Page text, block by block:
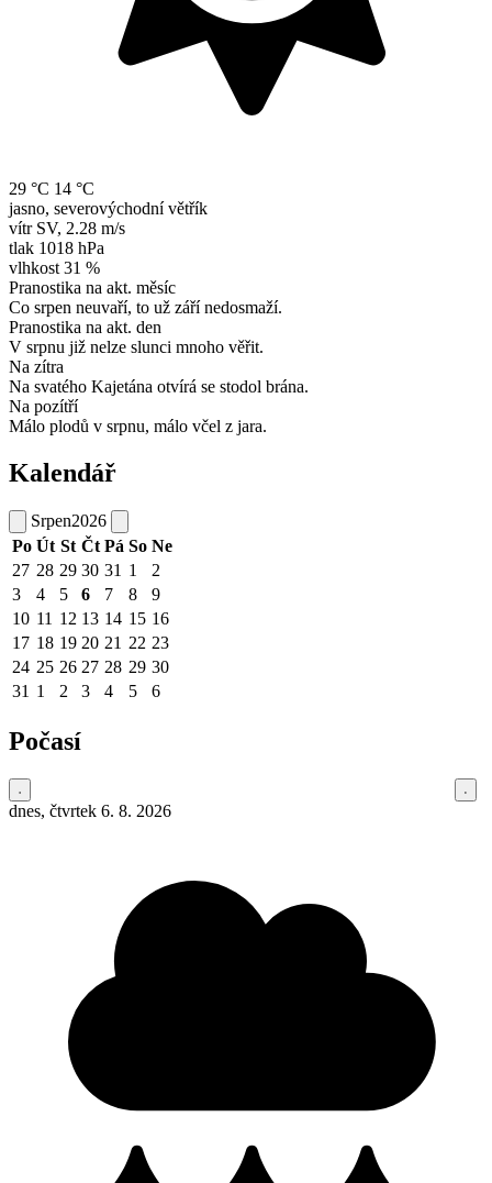
29 °C 14 °C
jasno, severovýchodní větřík
vítr SV, 2.28 m/s
tlak 1018 hPa
vlhkost 31 %
Pranostika na akt. měsíc
Co srpen neuvaří, to už září nedosmaží.
Pranostika na akt. den
V srpnu již nelze slunci mnoho věřit.
Na zítra
Na svatého Kajetána otvírá se stodol brána.
Na pozítří
Málo plodů v srpnu, málo včel z jara.
Kalendář
Srpen2026
Po Út St Čt Pá So Ne
27 28 29 30 31 1
2
3
4 5 6 7 8
9
10 11 12 13 14 15 16
17 18 19 20 21 22 23
24 25 26 27 28 29 30
31 1 2 3 4 5 6
Počasí
dnes, čtvrtek 6. 8. 2026